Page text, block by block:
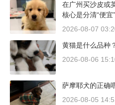
在广州买沙皮或
核心是分清“便宜
本地犬种，价格
方和真实价格区
2026-08-07
黄猫是什么品种
2026-08-06
萨摩耶犬的正确
2026-08-05